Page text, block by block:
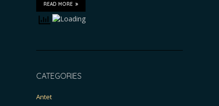
READ MORE
CATEGORIES
Antet